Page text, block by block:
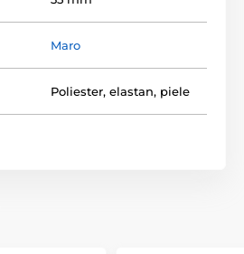
Maro
Poliester, elastan, piele